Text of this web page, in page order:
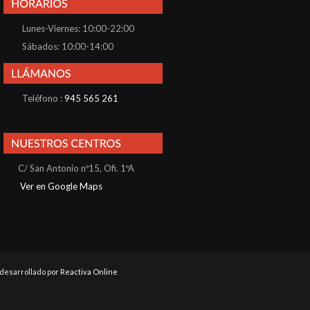
Lunes-Viernes: 10:00-22:00
Sábados: 10:00-14:00
Teléfono :945 565 261
C/ San Antonio nº15, Ofi. 1ºA
Ver en Google Maps
desarrollado por Reactiva Online